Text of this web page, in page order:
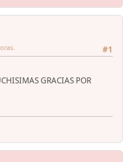
#1
GRACIAS POR